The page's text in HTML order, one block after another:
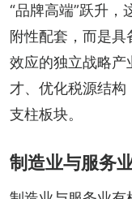
“品牌高端”跃升，
附性配套，而是
效应的独立战略产
才、优化税源结
支柱板块。
制造业与服务